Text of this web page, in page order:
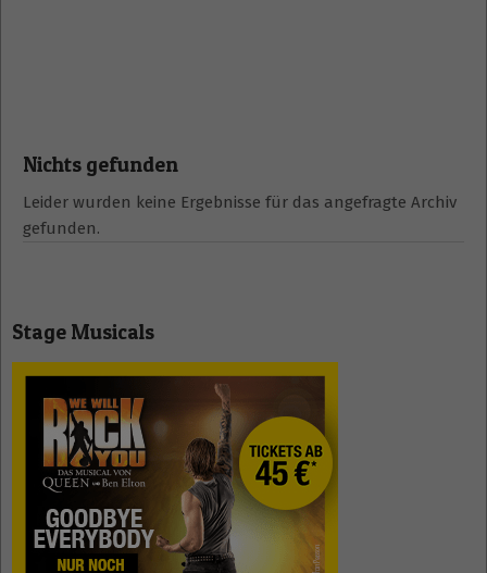
Nichts gefunden
Leider wurden keine Ergebnisse für das angefragte Archiv
gefunden.
Stage Musicals